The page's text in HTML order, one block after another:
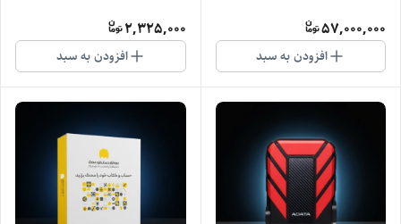
57,000,000
افزودن به سبد
2,325,000
افزودن به سبد